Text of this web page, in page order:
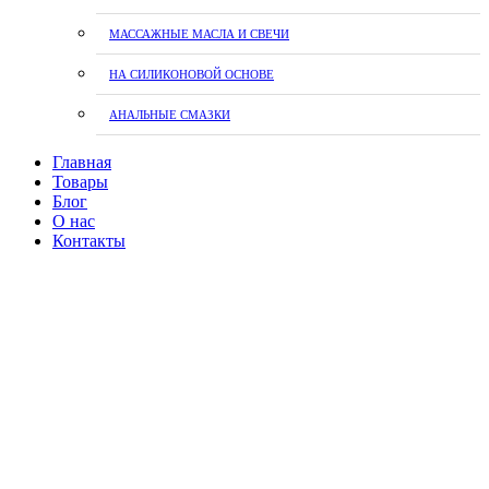
МАССАЖНЫЕ МАСЛА И СВЕЧИ
НА СИЛИКОНОВОЙ ОСНОВЕ
АНАЛЬНЫЕ СМАЗКИ
Главная
Товары
Блог
О нас
Контакты